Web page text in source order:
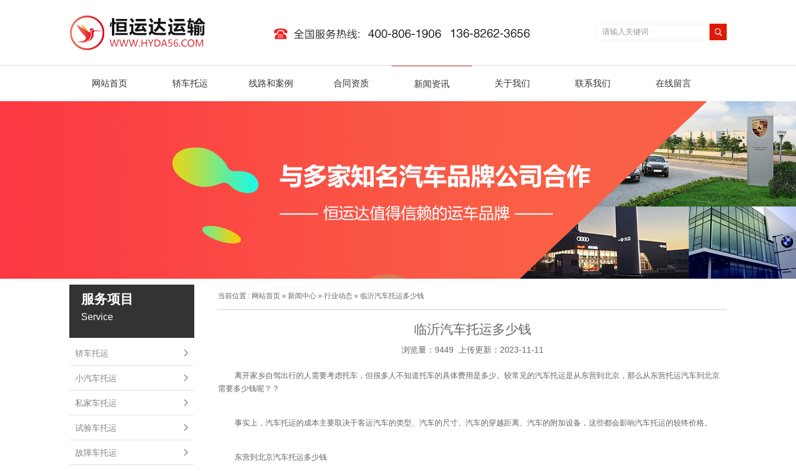
网站首页 轿车托运 线路和案例 合同资质 新闻资讯 关于我们 联系我们 在线留言
服务项目
Service
轿车托运
小汽车托运
私家车托运
试验车托运
故障车托运
当前位置 : 网站首页 » 新闻中心 » 行业动态 » 临沂汽车托运多少钱
临沂汽车托运多少钱
浏览量：9449 上传更新：2023-11-11
离开家乡自驾出行的人需要考虑托车，但很多人不知道托车的具体费用是多少。较常见的汽车托运是从东营到北京，那么从东营托运汽车到北京
需要多少钱呢？？
事实上，汽车托运的成本主要取决于客运汽车的类型、汽车的尺寸、汽车的穿越距离、汽车的附加设备，这些都会影响汽车托运的较终价格。
东营到北京汽车托运多少钱